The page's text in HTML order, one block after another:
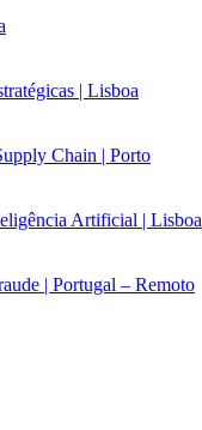
| Lisboa
Chain | Porto
Artificial | Lisboa
| Portugal – Remoto